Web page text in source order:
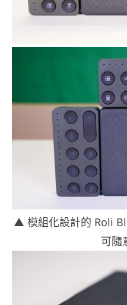
▲ 模組化設計的 Roli
可隨